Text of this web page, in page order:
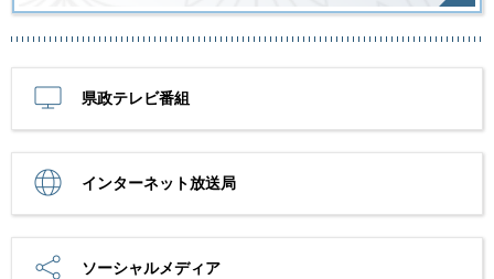
県政テレビ番組
インターネット放送局
ソーシャルメディア